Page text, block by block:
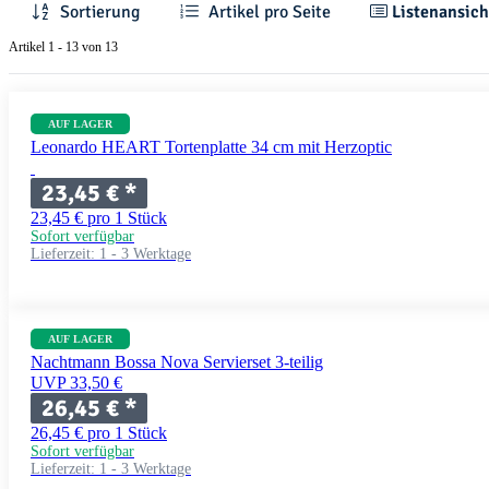
Sortierung Artikel pro Seite
Artikel 1 - 13 von 13
AUF LAGER
Leonardo HEART Tortenplatte 34 cm mit Herzoptic
23,45 € *
23,45 € pro 1 Stück
Sofort verfügbar
Lieferzeit: 1 - 3 Werktage
AUF LAGER
Nachtmann Bossa Nova Servierset 3-teilig
UVP 33,50 €
26,45 € *
26,45 € pro 1 Stück
Sofort verfügbar
Lieferzeit: 1 - 3 Werktage